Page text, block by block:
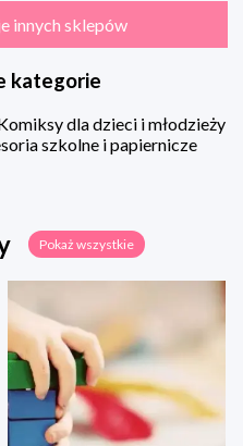
innych sklepów
kategorie
dla dzieci i młodzieży
szkolne i papiernicze
Pokaż wszystkie